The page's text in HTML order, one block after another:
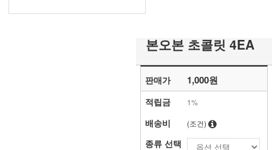
본오본 초콜릿 4EA
판매가 1,000원
적립금 1%
배송비 (조건)
종류 선택